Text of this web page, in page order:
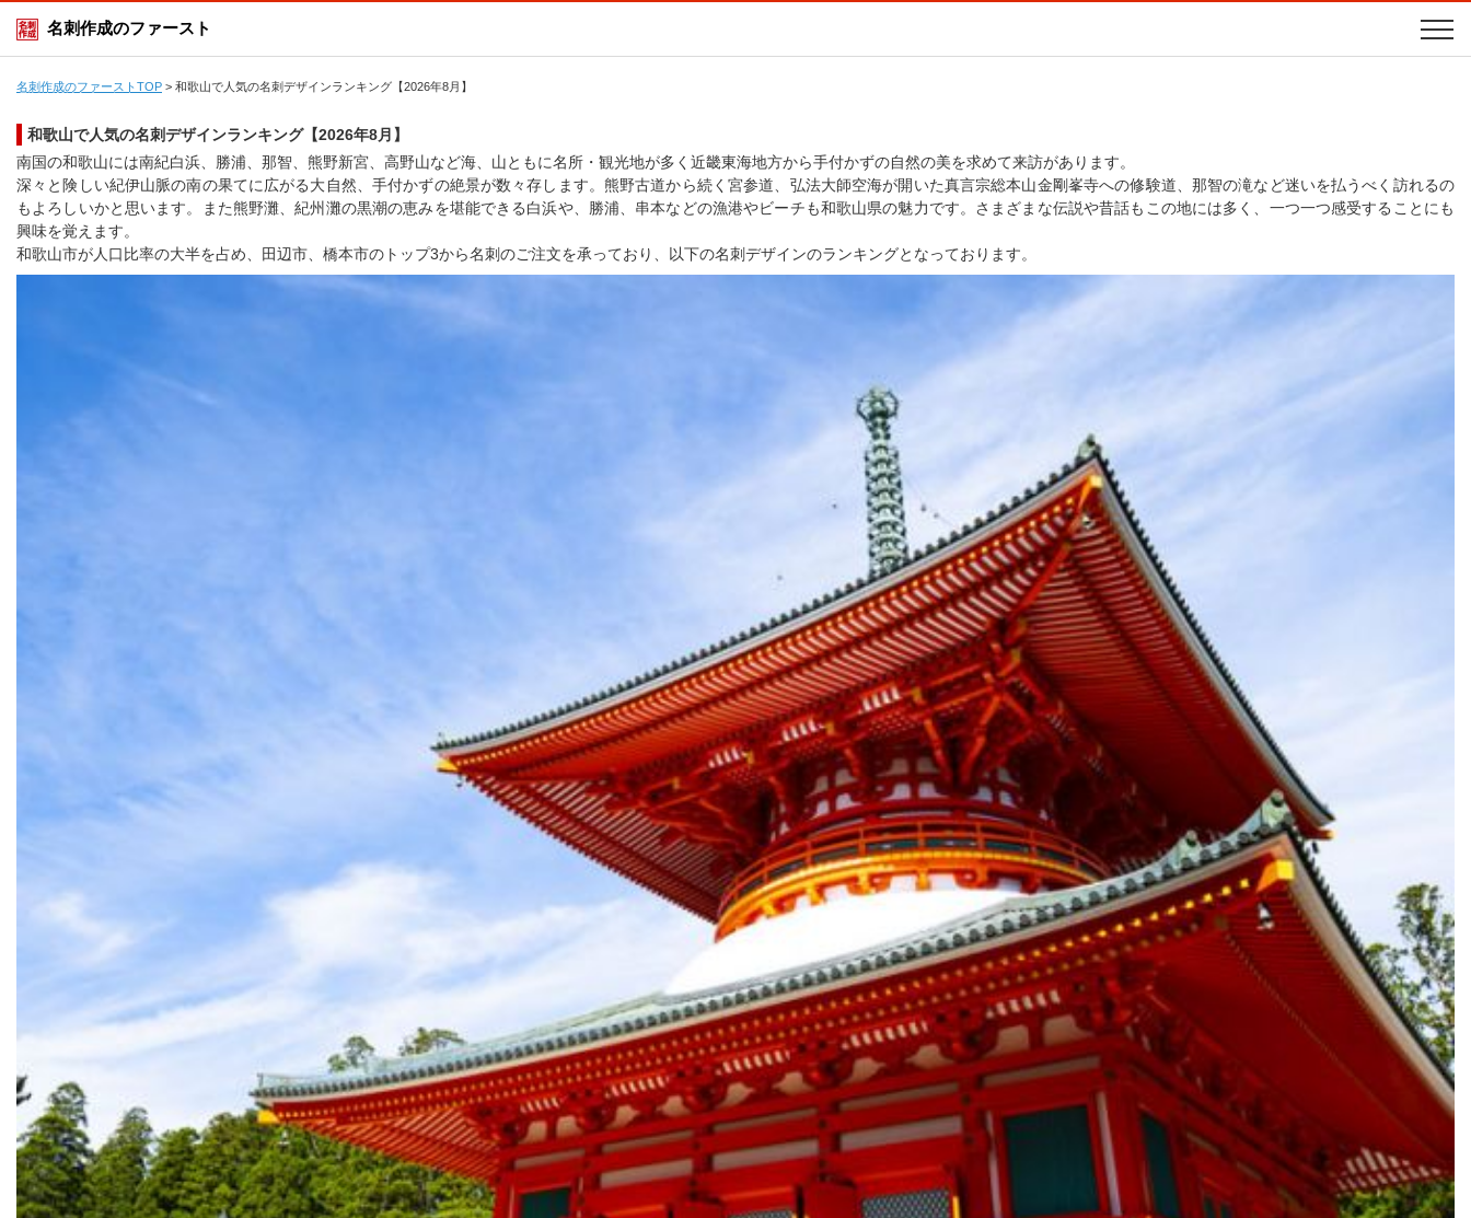
名刺作成のファースト
名刺作成のファーストTOP > 和歌山で人気の名刺デザインランキング【2026年8月】
和歌山で人気の名刺デザインランキング【2026年8月】
南国の和歌山には南紀白浜、勝浦、那智、熊野新宮、高野山など海、山ともに名所・観光地が多く近畿東海地方から手付かずの自然の美を求めて来訪があります。
深々と険しい紀伊山脈の南の果てに広がる大自然、手付かずの絶景が数々存します。熊野古道から続く宮参道、弘法大師空海が開いた真言宗総本山金剛峯寺への修験道、那智の滝など迷いを払うべく訪れるの
もよろしいかと思います。また熊野灘、紀州灘の黒潮の恵みを堪能できる白浜や、勝浦、串本などの漁港やビーチも和歌山県の魅力です。さまざまな伝説や昔話もこの地には多く、一つ一つ感受することにも
興味を覚えます。
和歌山市が人口比率の大半を占め、田辺市、橋本市のトップ3から名刺のご注文を承っており、以下の名刺デザインのランキングとなっております。